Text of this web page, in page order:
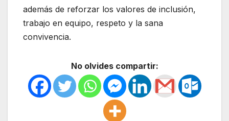
además de reforzar los valores de inclusión,
trabajo en equipo, respeto y la sana
convivencia.
No olvides compartir: